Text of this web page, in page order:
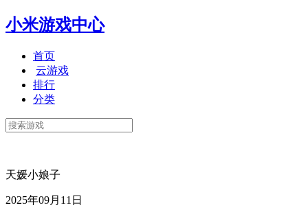
小米游戏中心
首页
云游戏
排行
分类
天媛小娘子
2025年09月11日